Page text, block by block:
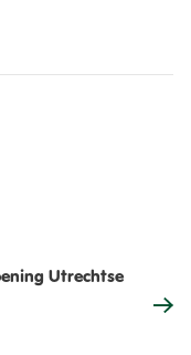
Utrechtse